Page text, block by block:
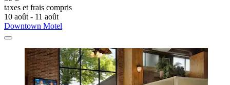
taxes et frais compris
10 août - 11 août
Downtown Motel